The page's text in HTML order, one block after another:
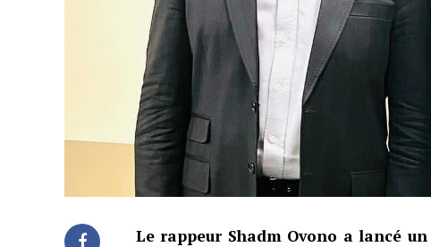
Le rappeur Shadm Ovono a lancé